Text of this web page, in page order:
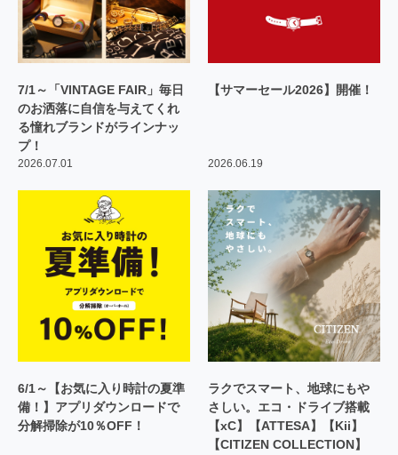
7/1～「VINTAGE FAIR」毎日
のお洒落に自信を与えてくれ
る憧れブランドがラインナッ
プ！
2026.07.01
【サマーセール2026】開催！
2026.06.19
6/1～【お気に入り時計の夏準
備！】アプリダウンロードで
分解掃除が10％OFF！
ラクでスマート、地球にもや
さしい。エコ・ドライブ搭載
【xC】【ATTESA】【Kii】
【CITIZEN COLLECTION】